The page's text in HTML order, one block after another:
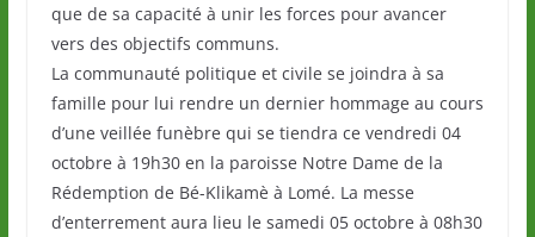
que de sa capacité à unir les forces pour avancer
vers des objectifs communs.
La communauté politique et civile se joindra à sa
famille pour lui rendre un dernier hommage au cours
d’une veillée funèbre qui se tiendra ce vendredi 04
octobre à 19h30 en la paroisse Notre Dame de la
Rédemption de Bé-Klikamè à Lomé. La messe
d’enterrement aura lieu le samedi 05 octobre à 08h30